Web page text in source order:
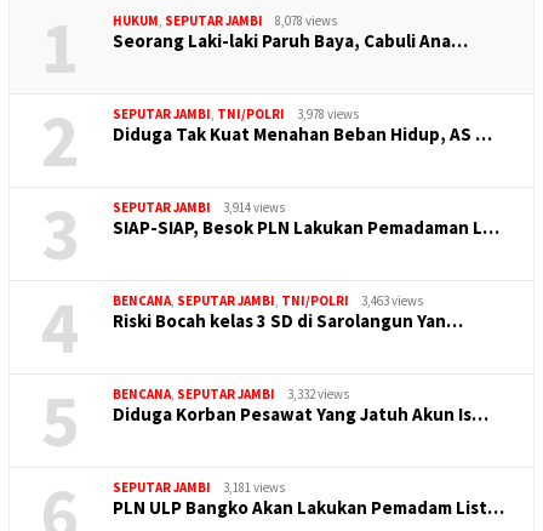
1 HUKUM, SEPUTAR JAMBI 8,078 views
Seorang Laki-laki Paruh Baya, Cabuli Ana…
2 SEPUTAR JAMBI, TNI/POLRI 3,978 views
Diduga Tak Kuat Menahan Beban Hidup, AS …
3 SEPUTAR JAMBI 3,914 views
SIAP-SIAP, Besok PLN Lakukan Pemadaman L…
4 BENCANA, SEPUTAR JAMBI, TNI/POLRI 3,463 views
Riski Bocah kelas 3 SD di Sarolangun Yan…
5 BENCANA, SEPUTAR JAMBI 3,332 views
Diduga Korban Pesawat Yang Jatuh Akun Is…
SEPUTAR JAMBI 3,181 views
PLN ULP Bangko Akan Lakukan Pemadam List…